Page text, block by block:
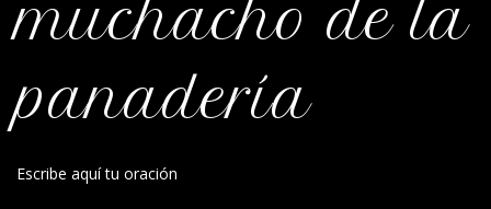
muchacho de la
panadería
Escribe aquí tu oración